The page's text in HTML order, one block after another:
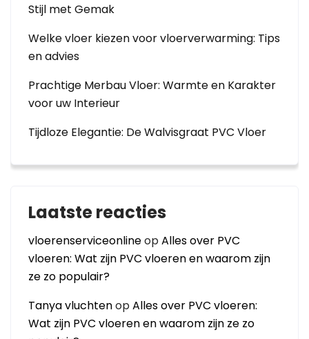
Stijl met Gemak
Welke vloer kiezen voor vloerverwarming: Tips
en advies
Prachtige Merbau Vloer: Warmte en Karakter
voor uw Interieur
Tijdloze Elegantie: De Walvisgraat PVC Vloer
Laatste reacties
vloerenserviceonlineopAlles over PVC
vloeren: Wat zijn PVC vloeren en waarom zijn
ze zo populair?
Tanya vluchtenopAlles over PVC vloeren:
Wat zijn PVC vloeren en waarom zijn ze zo